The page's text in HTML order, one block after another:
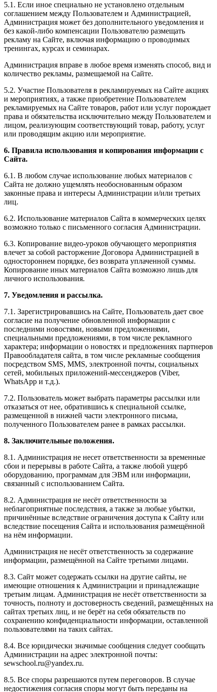
5.1. Если иное специально не установлено отдельным
соглашением между Пользователем и Администрацией,
Администрация может без дополнительного уведомления и
без какой-либо компенсации Пользователю размещать
рекламу на Сайте, включая информацию о проводимых
тренингах, курсах и семинарах.
Администрация вправе в любое время изменять способ, вид и
количество рекламы, размещаемой на Сайте.
5.2. Участие Пользователя в рекламируемых на Сайте акциях
и мероприятиях, а также приобретение Пользователем
рекламируемых на Сайте товаров, работ или услуг порождает
права и обязательства исключительно между Пользователем и
лицом, реализующим соответствующий товар, работу, услуг
или проводящим акцию или мероприятие.
6. Правила использования и копирования информации с
Сайта.
6.1. В любом случае использование любых материалов с
Сайта не должно ущемлять необоснованным образом
законные права и интересы Администрации и/или третьих
лиц.
6.2. Использование материалов Сайта в коммерческих целях
возможно только с письменного согласия Администрации.
6.3. Копирование видео-уроков обучающего мероприятия
влечет за собой расторжение Договора Администрацией в
одностороннем порядке, без возврата уплаченной суммы.
Копирование иных материалов Сайта возможно лишь для
личного использования.
7. Уведомления и рассылка.
7.1. Зарегистрировавшись на Сайте, Пользователь дает свое
согласие на получение обновленной информации с
последними новостями, новыми предложениями,
специальными предложениями, в том числе рекламного
характера; информации о новостях и предложениях партнеров
Правообладателя сайта, в том числе рекламные сообщения
посредством SMS, MMS, электронной почты, социальных
сетей, мобильных приложений-мессенджеров (Viber,
WhatsApp и т.д.).
7.2. Пользователь может выбрать параметры рассылки или
отказаться от нее, обратившись к специальной ссылке,
размещенной в нижней части электронного письма,
полученного Пользователем ранее в рамках рассылки.
8. Заключительные положения.
8.1. Администрация не несет ответственности за временные
сбои и перерывы в работе Сайта, а также любой ущерб
оборудованию, программам для ЭВМ или информации,
связанный с использованием Сайта.
8.2. Администрация не несёт ответственности за
неблагоприятные последствия, а также за любые убытки,
причинённые вследствие ограничения доступа к Сайту или
вследствие посещения Сайта и использования размещённой
на нём информации.
Администрация не несёт ответственность за содержание
информации, размещённой на Сайте третьими лицами.
8.3. Сайт может содержать ссылки на другие сайты, не
имеющие отношения к Администрации и принадлежащие
третьим лицам. Администрация не несёт ответственности за
точность, полноту и достоверность сведений, размещённых на
сайтах третьих лиц, и не берёт на себя обязательств по
сохранению конфиденциальности информации, оставленной
пользователями на таких сайтах.
8.4. Все юридически значимые сообщения следует сообщать
Администрации на адрес электронной почты:
sewschool.ru@yandex.ru.
8.5. Все споры разрешаются путем переговоров. В случае
недостижения согласия споры могут быть переданы на